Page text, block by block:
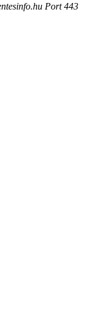
Port 443